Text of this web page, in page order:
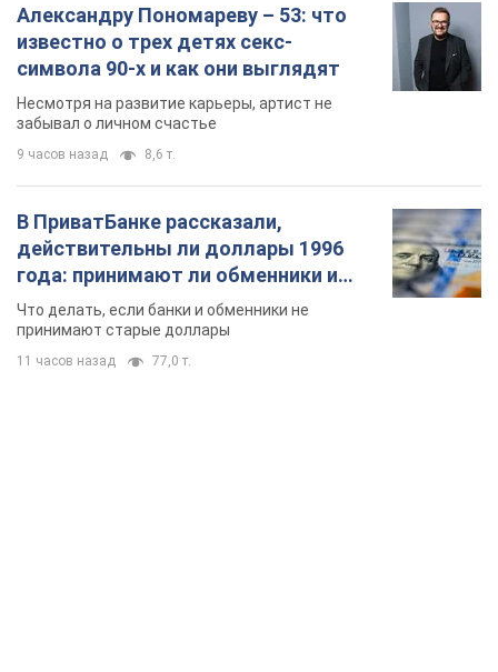
банки такие купюры
Что делать, если банки и обменники не
принимают старые доллары
11 часов назад 77,0 т.